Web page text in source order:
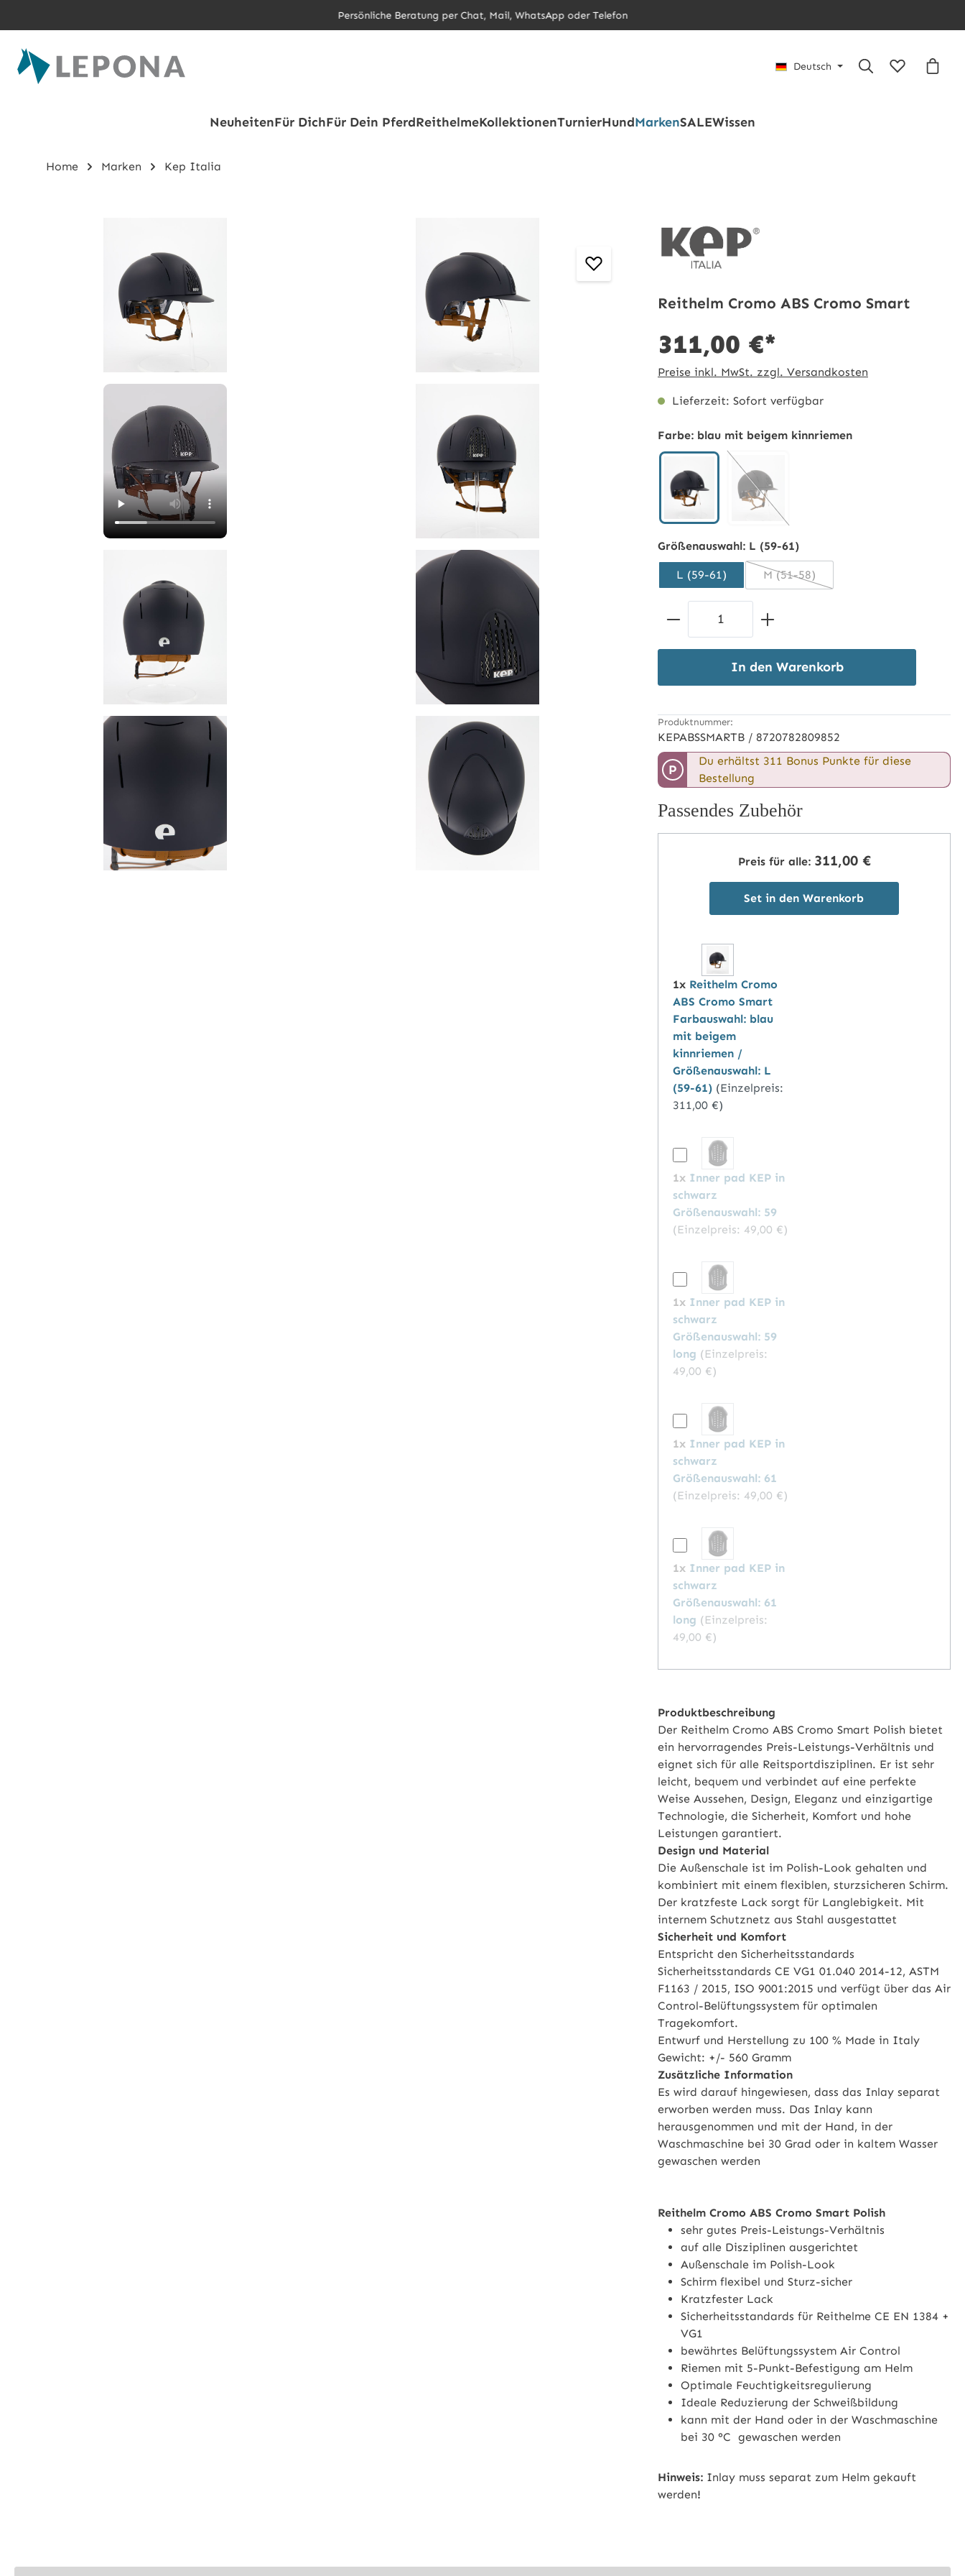
Persönliche Beratung per Chat, Mail, WhatsApp oder Telefon
Deutsch
Du hast 0
NeuheitenFür DichFür Dein PferdReithelmeKollektionenTurnierHundMarkenSALEWissen
Home Marken Kep Italia
Reithelm Cromo ABS Cromo Smart
311,00 €*
Preise inkl. MwSt. zzgl. Versandkosten
Lieferzeit: Sofort verfügbar
Farbe: blau mit beigem kinnriemen
Größenauswahl: L (59-61)
L (59-61) M (51-58)
(Diese Option ist zurzeit nicht
Produkt Anzahl: Gib den
In den Warenkorb
Produktnummer:
KEPABSSMARTB / 8720782809852
P
Du erhältst 311 Bonus Punkte für diese
Bestellung
Passendes Zubehör
Preis für alle: 311,00 €
Set in den Warenkorb
1x Reithelm Cromo
ABS Cromo Smart
Farbauswahl: blau
mit beigem
kinnriemen /
Größenauswahl: L
(59-61) (Einzelpreis:
311,00 €)
1x Inner pad KEP in
schwarz
Größenauswahl: 59
(Einzelpreis: 49,00 €)
1x Inner pad KEP in
schwarz
Größenauswahl: 59
long (Einzelpreis:
49,00 €)
1x Inner pad KEP in
schwarz
Größenauswahl: 61
(Einzelpreis: 49,00 €)
1x Inner pad KEP in
schwarz
Größenauswahl: 61
long (Einzelpreis:
49,00 €)
Produktbeschreibung
Der Reithelm Cromo ABS Cromo Smart Polish bietet
ein hervorragendes Preis-Leistungs-Verhältnis und
eignet sich für alle Reitsportdisziplinen. Er ist sehr
leicht, bequem und verbindet auf eine perfekte
Weise Aussehen, Design, Eleganz und einzigartige
Technologie, die Sicherheit, Komfort und hohe
Leistungen garantiert.
Design und Material
Die Außenschale ist im Polish-Look gehalten und
kombiniert mit einem flexiblen, sturzsicheren Schirm.
Der kratzfeste Lack sorgt für Langlebigkeit. Mit
internem Schutznetz aus Stahl ausgestattet
Sicherheit und Komfort
Entspricht den Sicherheitsstandards
Sicherheitsstandards CE VG1 01.040 2014-12, ASTM
F1163 / 2015, ISO 9001:2015 und verfügt über das Air
Control-Belüftungssystem für optimalen
Tragekomfort.
Entwurf und Herstellung zu 100 % Made in Italy
Gewicht: +/- 560 Gramm
Zusätzliche Information
Es wird darauf hingewiesen, dass das Inlay separat
erworben werden muss. Das Inlay kann
herausgenommen und mit der Hand, in der
Waschmaschine bei 30 Grad oder in kaltem Wasser
gewaschen werden
Reithelm Cromo ABS Cromo Smart Polish
sehr gutes Preis-Leistungs-Verhältnis
auf alle Disziplinen ausgerichtet
Außenschale im Polish-Look
Schirm flexibel und Sturz-sicher
Kratzfester Lack
Sicherheitsstandards für Reithelme CE EN 1384 +
VG1
bewährtes Belüftungssystem Air Control
Riemen mit 5-Punkt-Befestigung am Helm
Optimale Feuchtigkeitsregulierung
Ideale Reduzierung der Schweißbildung
kann mit der Hand oder in der Waschmaschine
bei 30 °C gewaschen werden
Hinweis: Inlay muss separat zum Helm gekauft
werden!